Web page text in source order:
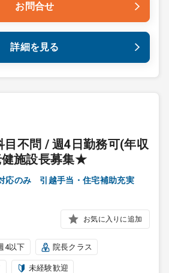
お問合せ
詳細を見る
目不問 / 週4日勤務可(年収
施設長募集★
応のみ 引越手当・住宅補助充実
お気に入りに追加
4以下 院長クラス
未経験歓迎